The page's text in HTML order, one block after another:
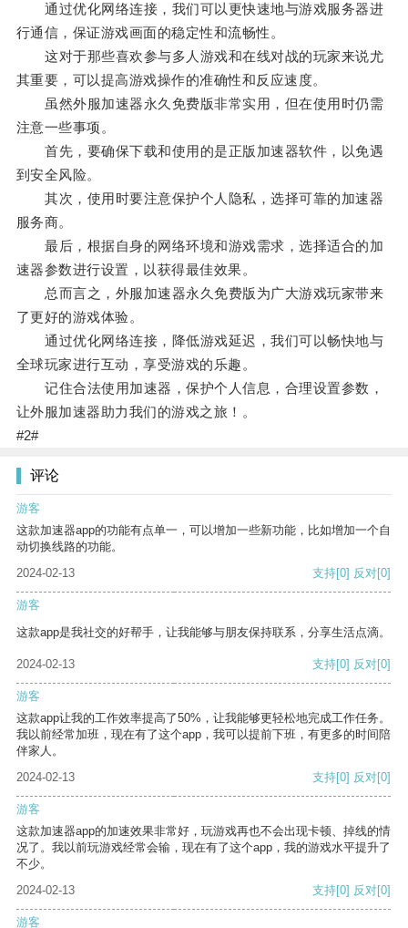
通过优化网络连接，我们可以更快速地与游戏服务器进
行通信，保证游戏画面的稳定性和流畅性。
这对于那些喜欢参与多人游戏和在线对战的玩家来说尤
其重要，可以提高游戏操作的准确性和反应速度。
虽然外服加速器永久免费版非常实用，但在使用时仍需
注意一些事项。
首先，要确保下载和使用的是正版加速器软件，以免遇
到安全风险。
其次，使用时要注意保护个人隐私，选择可靠的加速器
服务商。
最后，根据自身的网络环境和游戏需求，选择适合的加
速器参数进行设置，以获得最佳效果。
总而言之，外服加速器永久免费版为广大游戏玩家带来
了更好的游戏体验。
通过优化网络连接，降低游戏延迟，我们可以畅快地与
全球玩家进行互动，享受游戏的乐趣。
记住合法使用加速器，保护个人信息，合理设置参数，
让外服加速器助力我们的游戏之旅！。
#2#
评论
游客
这款加速器app的功能有点单一，可以增加一些新功能，比如增加一个自
动切换线路的功能。
2024-02-13
支持[0] 反对[0]
游客
这款app是我社交的好帮手，让我能够与朋友保持联系，分享生活点滴。
2024-02-13 支持[0] 反对[0]
游客
这款app让我的工作效率提高了50%，让我能够更轻松地完成工作任务。
我以前经常加班，现在有了这个app，我可以提前下班，有更多的时间陪
伴家人。
2024-02-13
支持[0] 反对[0]
游客
这款加速器app的加速效果非常好，玩游戏再也不会出现卡顿、掉线的情
况了。我以前玩游戏经常会输，现在有了这个app，我的游戏水平提升了
不少。
2024-02-13
支持[0] 反对[0]
游客